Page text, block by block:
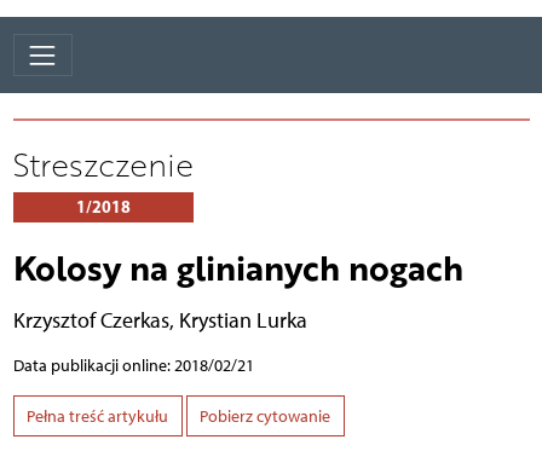
Streszczenie
1/2018
Kolosy na glinianych nogach
Krzysztof Czerkas, Krystian Lurka
Data publikacji online: 2018/02/21
Pełna treść artykułu Pobierz cytowanie